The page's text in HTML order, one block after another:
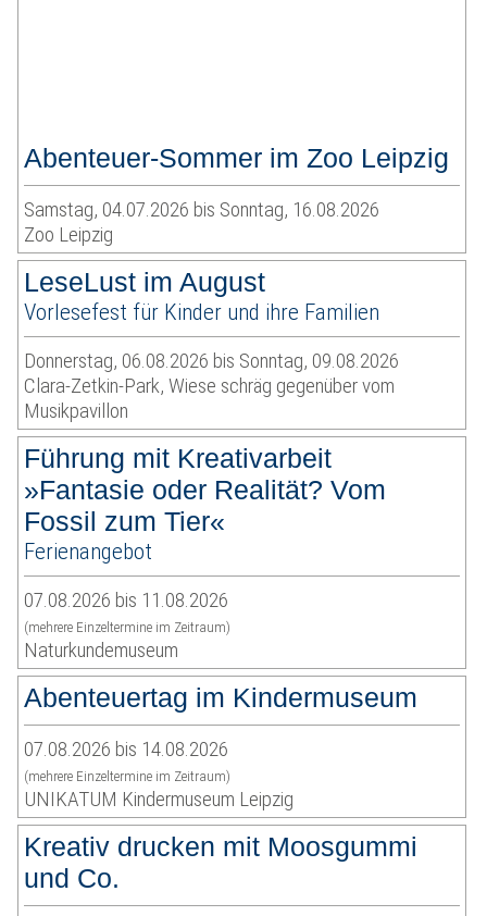
Abenteuer-Sommer im Zoo Leipzig
Samstag, 04.07.2026 bis Sonntag, 16.08.2026
Zoo Leipzig
LeseLust im August
Vorlesefest für Kinder und ihre Familien
Donnerstag, 06.08.2026 bis Sonntag, 09.08.2026
Clara-Zetkin-Park, Wiese schräg gegenüber vom
Musikpavillon
Führung mit Kreativarbeit
»Fantasie oder Realität? Vom
Fossil zum Tier«
Ferienangebot
07.08.2026 bis 11.08.2026
(mehrere Einzeltermine im Zeitraum)
Naturkundemuseum
Abenteuertag im Kindermuseum
07.08.2026 bis 14.08.2026
(mehrere Einzeltermine im Zeitraum)
UNIKATUM Kindermuseum Leipzig
Kreativ drucken mit Moosgummi
und Co.